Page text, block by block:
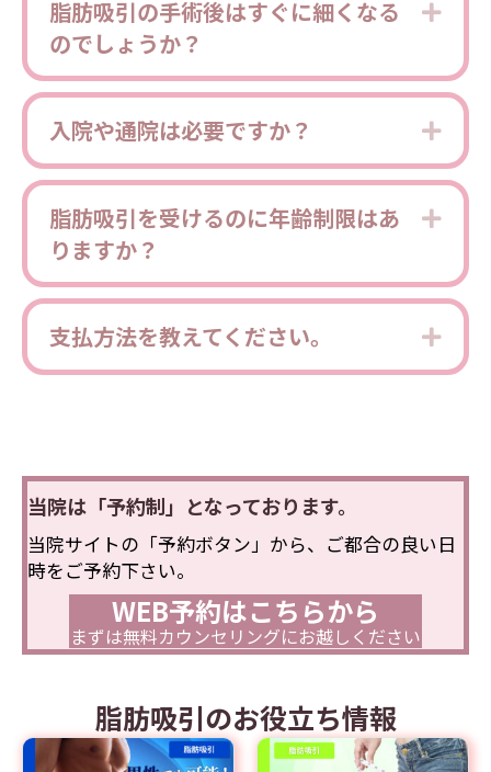
脂肪吸引の手術後はすぐに細くなる
のでしょうか？
入院や通院は必要ですか？
脂肪吸引を受けるのに年齢制限はあ
りますか？
支払方法を教えてください。
当院は「予約制」となっております。
当院サイトの「予約ボタン」から、ご都合の良い日
時をご予約下さい。
WEB予約はこちらから
まずは無料カウンセリングにお越しください
脂肪吸引のお役立ち情報